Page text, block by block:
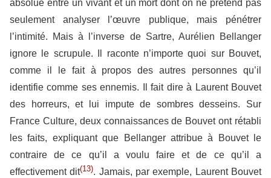
absolue entre un vivant et un mort dont on ne prétend pas
seulement analyser l’œuvre publique, mais pénétrer
l’intimité. Mais à l’inverse de Sartre, Aurélien Bellanger
ignore le scrupule. Il raconte n’importe quoi sur Bouvet,
comme il le fait à propos des autres personnes qu’il
identifie comme ses ennemis. Il fait dire à Laurent Bouvet
des horreurs, et lui impute de sombres desseins. Sur
France Culture, deux connaissances de Bouvet ont rétabli
les faits, expliquant que Bellanger attribue à Bouvet le
contraire de ce qu’il a voulu faire et de ce qu’il a
effectivement dit(13). Jamais, par exemple, Laurent Bouvet